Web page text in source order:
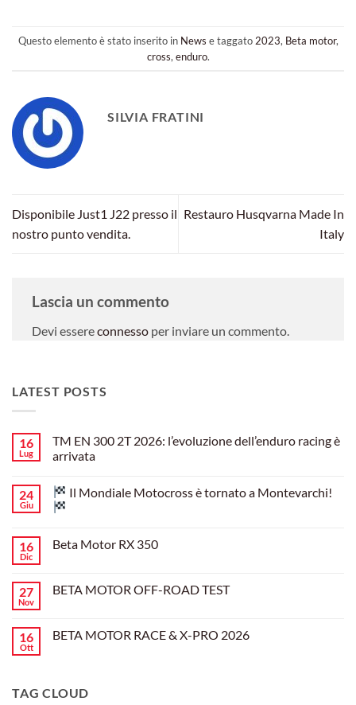
Questo elemento è stato inserito in News e taggato 2023, Beta motor,
cross, enduro.
SILVIA FRATINI
Disponibile Just1 J22 presso il
nostro punto vendita.
Restauro Husqvarna Made In
Italy
Lascia un commento
Devi essereconnesso per inviare un commento.
LATEST POSTS
16
Lug
TM EN 300 2T 2026: l’evoluzione dell’enduro racing è
arrivata
su
TM
EN
2026:
è
arrivata
24
Giu
Il Mondiale Motocross è tornato a Montevarchi!
su
Motocross
è
16
Dic
Beta Motor RX 350
Beta
27
Nov
BETA MOTOR OFF-ROAD TEST
BETA
16
Ott
BETA MOTOR RACE & X-PRO 2026
MOTOR
TAG CLOUD